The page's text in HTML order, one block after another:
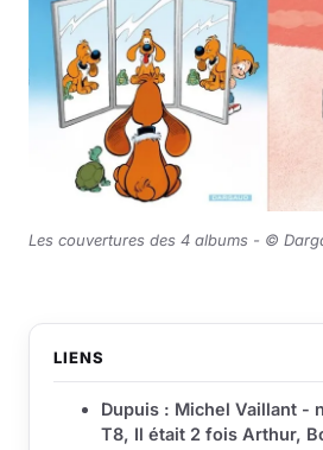
Les couvertures des 4 albums - ©
LIENS
Dupuis : Michel Vaillant -
T8, Il était 2 fois Arthur,